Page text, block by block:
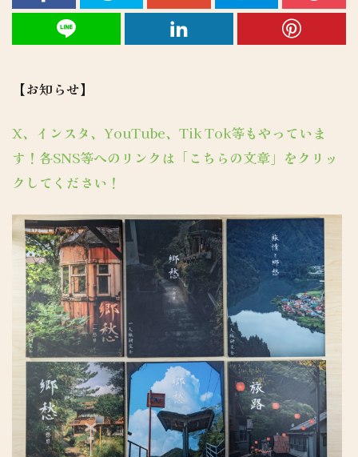
【お知らせ】
X、インスタ、YouTube、Tik Tok等もやっていま
す！各SNS等へのリンクは「こちらの文章」をクリッ
クしてください！